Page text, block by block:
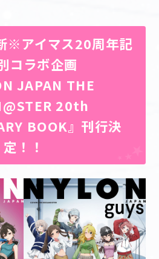
※アイマス20周年記
コラボ企画
JAPAN THE
20th
BOOK』刊行決
定！！